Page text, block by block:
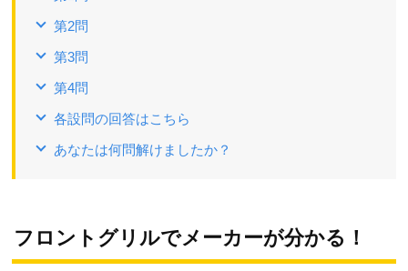
第2問
第3問
第4問
各設問の回答はこちら
あなたは何問解けましたか？
フロントグリルでメーカーが分かる！